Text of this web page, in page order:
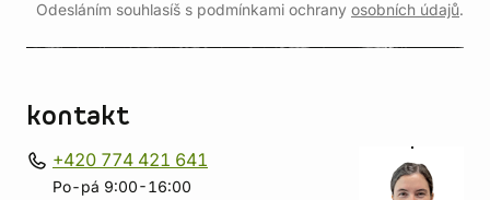
Odesláním souhlasíš s podmínkami ochrany osobních údajů.
kontakt
+420 774 421 641
Po-pá 9:00-16:00